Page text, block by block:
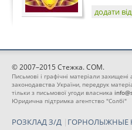
додати
© 2007–2015 Стежка. COM.
Письмові і графічні матеріали
законодавства України, передрук
тільки з письмової угоди власника
Юридична підтримка агентство "Солбі"
РОЗКЛАД З/Д | ГОРНОЛЫЖНЫЕ